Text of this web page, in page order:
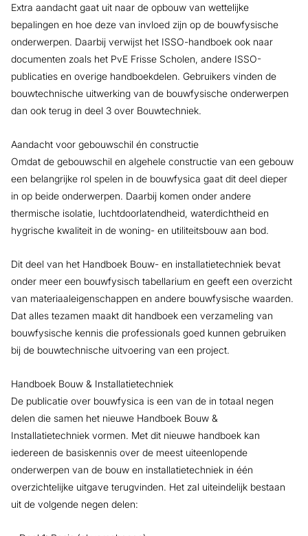
Extra aandacht gaat uit naar de opbouw van wettelijke
bepalingen en hoe deze van invloed zijn op de bouwfysische
onderwerpen. Daarbij verwijst het ISSO-handboek ook naar
documenten zoals het PvE Frisse Scholen, andere ISSO-
publicaties en overige handboekdelen. Gebruikers vinden de
bouwtechnische uitwerking van de bouwfysische onderwerpen
dan ook terug in deel 3 over Bouwtechniek.
Aandacht voor gebouwschil én constructie
Omdat de gebouwschil en algehele constructie van een gebouw
een belangrijke rol spelen in de bouwfysica gaat dit deel dieper
in op beide onderwerpen. Daarbij komen onder andere
thermische isolatie, luchtdoorlatendheid, waterdichtheid en
hygrische kwaliteit in de woning- en utiliteitsbouw aan bod.
Dit deel van het Handboek Bouw- en installatietechniek bevat
onder meer een bouwfysisch tabellarium en geeft een overzicht
van materiaaleigenschappen en andere bouwfysische waarden.
Dat alles tezamen maakt dit handboek een verzameling van
bouwfysische kennis die professionals goed kunnen gebruiken
bij de bouwtechnische uitvoering van een project.
Handboek Bouw & Installatietechniek
De publicatie over bouwfysica is een van de in totaal negen
delen die samen het nieuwe Handboek Bouw &
Installatietechniek vormen. Met dit nieuwe handboek kan
iedereen de basiskennis over de meest uiteenlopende
onderwerpen van de bouw en installatietechniek in één
overzichtelijke uitgave terugvinden. Het zal uiteindelijk bestaan
uit de volgende negen delen: